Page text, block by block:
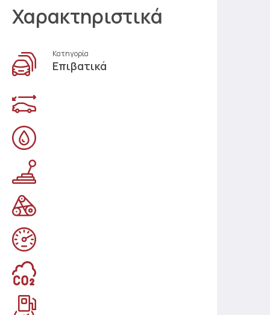
Χαρακτηριστικά
Κατηγορία
Επιβατικά